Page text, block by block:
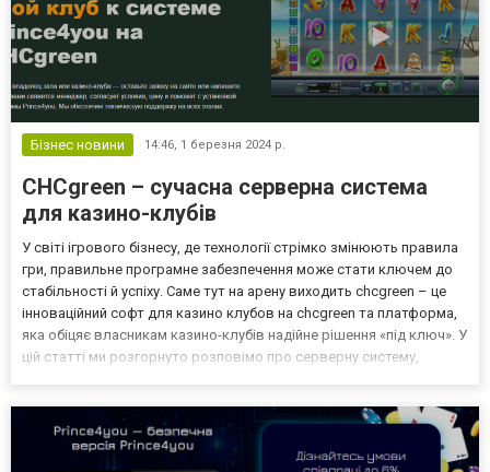
Бізнес новини 14:46, 1 березня 2024 р.
CHCgreen – сучасна серверна система
для казино-клубів
У світі ігрового бізнесу, де технології стрімко змінюють правила
гри, правильне програмне забезпечення може стати ключем до
стабільності й успіху. Саме тут на арену виходить chcgreen – це
інноваційний софт для казино клубов на chcgreen та платформа,
яка обіцяє власникам казино-клубів надійне рішення «під ключ». У
цій статті ми розгорнуто розповімо про серверну систему,